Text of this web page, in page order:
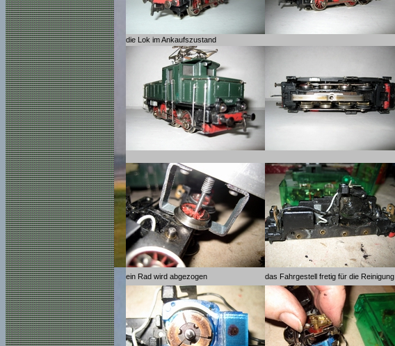
die Lok im Ankaufszustand
ein Rad wird abgezogen das Fahrgestell fretig für die Reinigung